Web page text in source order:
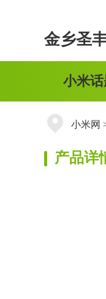
金乡圣
小米
小米网
产品详